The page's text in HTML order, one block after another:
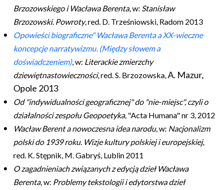
Brzozowskiego i Wacława Berenta, w: Stanisław
Brzozowski. Powroty, red. D. Trześniowski, Radom 2013
Opowieści biograficzne" Wacława Berenta a XX-wieczne
koncepcje narratywizmu. (Między słowem a
doświadczeniem), w: Literackie zmierzchy
dziewiętnastowieczności, red. S. Brzozowska,A. Mazur,
Opole 2013
Od "indywidualności geograficznej" do "nie-miejsc", czyli o
działalności zespołu Geopoetyka, "Acta Humana" nr 3, 2012
Wacław Berent a nowoczesna idea narodu, w: Nacjonalizm
polski do 1939 roku. Wizje kultury polskiej i europejskiej,
red. K. Stępnik, M. Gabryś, Lublin 2011
O zagadnieniach związanych z edycją dzieł Wacława
Berenta, w: Problemy tekstologii i edytorstwa dzieł